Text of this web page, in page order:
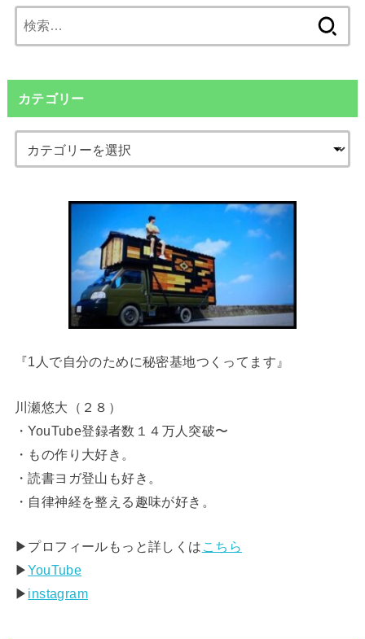
索:
カテゴリー
『1人で自分のために秘密基地つくってます』
川瀬悠大（２８）
・YouTube登録者数１４万人突破〜
・もの作り大好き。
・読書ヨガ登山も好き。
・自律神経を整える趣味が好き。
▶︎プロフィールもっと詳しくは こちら
▶︎YouTube
▶︎ instagram